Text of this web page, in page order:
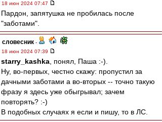
18 июн 2024 07:47
Пардон, запятушка не пробилась после
"заботами".
словесник -
18 июн 2024 07:39
starry_kashka , понял, Паша :-).
Ну, во-первых, честно скажу: пропустил за
дачными заботами а во-вторых -- точно такую
фразу я здесь уже обыгрывал; зачем
повторять? :-)
В подобных случаях я если и пишу, то в ЛС.